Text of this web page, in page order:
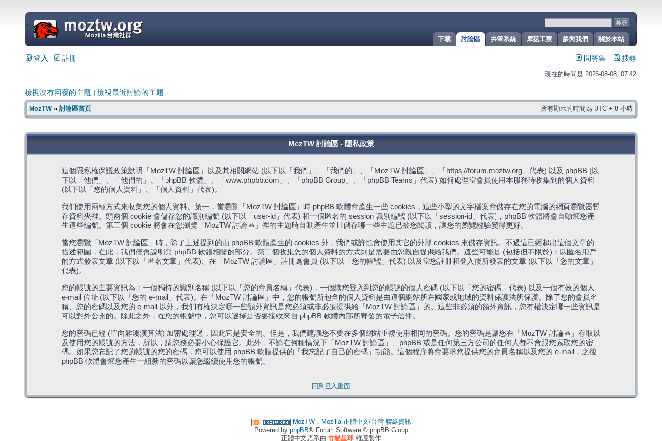
關於本站
參與我們
摩茲工寮
共筆系統
討論區
下載
=
登入 註冊 問答集 搜尋
現在的時間是 2026-08-08, 07:42
檢視沒有回覆的主題 檢視最近討論的主題
MozTW» 討論區首頁 所有顯示的時間為 UTC + 8 小時
MozTW 討論區 - 隱私政策
這個隱私權保護政策說明「MozTW 討論區」以及其相關網站 (以下以「我們」、「我們的」、「MozTW 討論區」、「https://forum.moztw.org」代表) 以及 phpBB (以
下以「他們」、「他們的」、「phpBB 軟體」、「www.phpbb.com」、「phpBB Group」、「phpBB Teams」代表) 如何處理當會員使用本服務時收集到的個人資料
(以下以「您的個人資料」、「個人資料」代表)。
我們使用兩種方式來收集您的個人資料。第一，當瀏覽「MozTW 討論區」時 phpBB 軟體會產生一些 cookies，這些小型的文字檔案會儲存在您的電腦的網頁瀏覽器暫
存資料夾裡。頭兩個 cookie 會儲存您的識別編號 (以下以「user-id」代表) 和一個匿名的 session 識別編號 (以下以「session-id」代表)，phpBB 軟體將會自動幫您產
生這些編號。第三個 cookie 將會在您瀏覽「MozTW 討論區」裡的主題時自動產生並且儲存哪一些主題已被您閱讀，讓您的瀏覽經驗變得更好。
當您瀏覽「MozTW 討論區」時，除了上述提到的由 phpBB 軟體產生的 cookies 外，我們或許也會使用其它的外部 cookies 來儲存資訊。不過這已經超出這個文章的
描述範圍，在此，我們僅會說明與 phpBB 軟體相關的部分。第二個收集您的個人資料的方式則是需要由您親自提供給我們。這些可能是 (包括但不限於)：以匿名用戶
的方式發表文章 (以下以「匿名文章」代表)、在「MozTW 討論區」註冊為會員 (以下以「您的帳號」代表) 以及當您註冊和登入後所發表的文章 (以下以「您的文章」
代表)。
您的帳號的主要資訊為：一個獨特的識別名稱 (以下以「您的會員名稱」代表)，一個讓您登入到您的帳號的個人密碼 (以下以「您的密碼」代表) 以及一個有效的個人
e-mail 位址 (以下以「您的 e-mail」代表)。在「MozTW 討論區」中，您的帳號所包含的個人資料是由這個網站所在國家或地域的資料保護法所保護。除了您的會員名
稱、您的密碼以及您的 e-mail 以外，我們有權決定哪一些額外資訊是您必須或非必須提供給「MozTW 討論區」的。這些非必須的額外資訊，您有權決定哪一些資訊是
可以對外公開的。除此之外，在您的帳號中，您可以選擇是否要接收來自 phpBB 軟體內部所寄發的電子信件。
您的密碼已經 (單向雜湊演算法) 加密處理過，因此它是安全的。但是，我們建議您不要在多個網站重複使用相同的密碼。您的密碼是讓您在「MozTW 討論區」存取以
及使用您的帳號的方法，所以，請您務必要小心保護它。此外，不論在何種情況下「MozTW 討論區」、phpBB 或是任何第三方公司的任何人都不會跟您索取您的密
碼。如果您忘記了您的帳號的您的密碼，您可以使用 phpBB 軟體提供的「我忘記了自己的密碼」功能。這個程序將會要求您提供您的會員名稱以及您的 e-mail，之後
phpBB 軟體會幫您產生一組新的密碼以讓您繼續使用您的帳號。
回到登入畫面
MozTW，Mozilla 正體中文/台灣 聯絡資訊
Powered by phpBB® Forum Software © phpBB Group
正體中文語系由 竹貓星球維護製作